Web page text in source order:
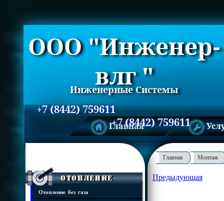
ООО "Инженер-
влг "
Инженерные Системы
+7 (8442) 759611
+7 (8442) 759611
Главная
Отопление
Отопление без газа
Главная Монтаж
Предыдующая